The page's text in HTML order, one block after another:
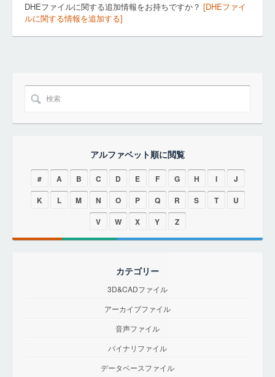
DHEファイルに関する追加情報をお持ちですか？ [DHEファイ
ルに関する情報を追加する]
アルファベット順に閲覧
# A B C D E F G H I
J
K
L M N O P Q R S T
U
V
W X Y Z
カテゴリー
3D&CADファイル
アーカイブファイル
音声ファイル
バイナリファイル
データベースファイル